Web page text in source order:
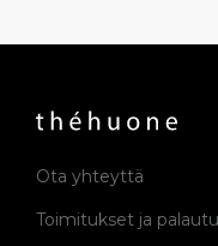
Ota yhteyttä
Toimitukset ja